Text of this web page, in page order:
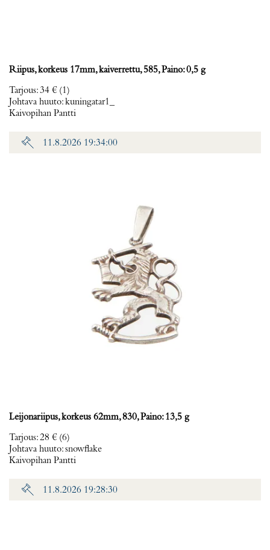
Riipus, korkeus 17mm, kaiverrettu, 585, Paino: 0,5 g
Tarjous:34 € (1)
Johtava huuto:kuningatar1_
Kaivopihan Pantti
11.8.2026 19:34:00
Leijonariipus, korkeus 62mm, 830, Paino: 13,5 g
Tarjous:28 € (6)
Johtava huuto:snowflake
Kaivopihan Pantti
11.8.2026 19:28:30